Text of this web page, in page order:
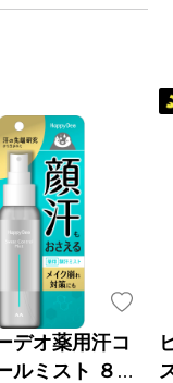
デオ薬用汗コ
ルミスト ８０